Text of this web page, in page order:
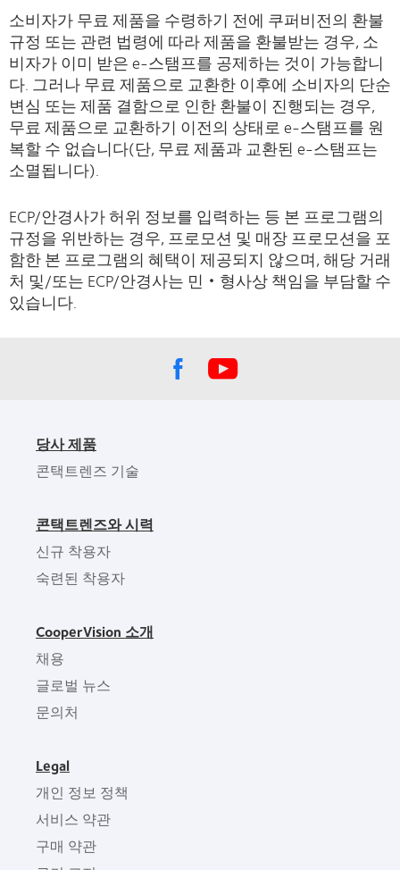
소비자가 무료 제품을 수령하기 전에 쿠퍼비전의 환불
규정 또는 관련 법령에 따라 제품을 환불받는 경우, 소
비자가 이미 받은 e-스탬프를 공제하는 것이 가능합니
다. 그러나 무료 제품으로 교환한 이후에 소비자의 단순
변심 또는 제품 결함으로 인한 환불이 진행되는 경우,
무료 제품으로 교환하기 이전의 상태로 e-스탬프를 원
복할 수 없습니다(단, 무료 제품과 교환된 e-스탬프는
소멸됩니다).
ECP/안경사가 허위 정보를 입력하는 등 본 프로그램의
규정을 위반하는 경우, 프로모션 및 매장 프로모션을 포
함한 본 프로그램의 혜택이 제공되지 않으며, 해당 거래
처 및/또는 ECP/안경사는 민‧형사상 책임을 부담할 수
있습니다.
당사 제품
콘택트렌즈 기술
콘택트렌즈와 시력
신규 착용자
숙련된 착용자
CooperVision 소개
채용
글로벌 뉴스
문의처
Legal
개인 정보 정책
서비스 약관
구매 약관